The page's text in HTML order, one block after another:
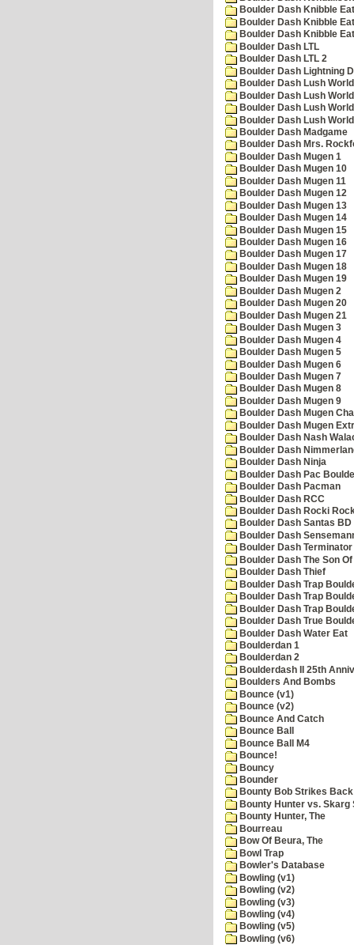
Boulder Dash Knibble
Boulder Dash Knibble
Boulder Dash Knibble
Boulder Dash LTL
Boulder Dash LTL 2
Boulder Dash Lightning
Boulder Dash Lush
Boulder Dash Lush
Boulder Dash Lush
Boulder Dash Lush
Boulder Dash Madgame
Boulder Dash Mrs.
Boulder Dash Mugen 1
Boulder Dash Mugen 10
Boulder Dash Mugen 11
Boulder Dash Mugen 12
Boulder Dash Mugen 13
Boulder Dash Mugen 14
Boulder Dash Mugen 15
Boulder Dash Mugen 16
Boulder Dash Mugen 17
Boulder Dash Mugen 18
Boulder Dash Mugen 19
Boulder Dash Mugen 2
Boulder Dash Mugen 20
Boulder Dash Mugen 21
Boulder Dash Mugen 3
Boulder Dash Mugen 4
Boulder Dash Mugen 5
Boulder Dash Mugen 6
Boulder Dash Mugen 7
Boulder Dash Mugen 8
Boulder Dash Mugen 9
Boulder Dash Mugen
Boulder Dash Mugen
Boulder Dash Nash
Boulder Dash
Boulder Dash Ninja
Boulder Dash Pac
Boulder Dash Pacman
Boulder Dash RCC
Boulder Dash Rocki
Boulder Dash Santas
Boulder Dash
Boulder Dash
Boulder Dash The Son
Boulder Dash Thief
Boulder Dash Trap
Boulder Dash Trap
Boulder Dash Trap
Boulder Dash True
Boulder Dash Water Eat
Boulderdan 1
Boulderdan 2
Boulderdash II 25th
Boulders And Bombs
Bounce (v1)
Bounce (v2)
Bounce And Catch
Bounce Ball
Bounce Ball M4
Bounce!
Bouncy
Bounder
Bounty Bob Strikes
Bounty Hunter vs. Skarg
Bounty Hunter, The
Bourreau
Bow Of Beura, The
Bowl Trap
Bowler's Database
Bowling (v1)
Bowling (v2)
Bowling (v3)
Bowling (v4)
Bowling (v5)
Bowling (v6)